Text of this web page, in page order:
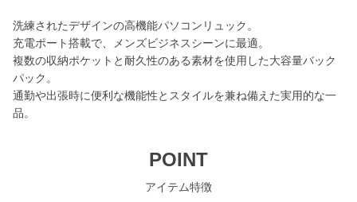
洗練されたデザインの高機能パソコンリュック。
充電ポート搭載で、メンズビジネスシーンに最適。
複数の収納ポケットと耐久性のある素材を使用した大容量バック
パック。
通勤や出張時に便利な機能性とスタイルを兼ね備えた実用的な一
品。
POINT
アイテム特徴